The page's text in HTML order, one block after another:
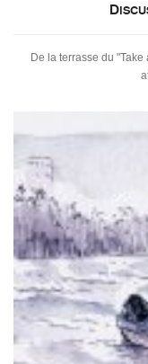
De la terrasse du